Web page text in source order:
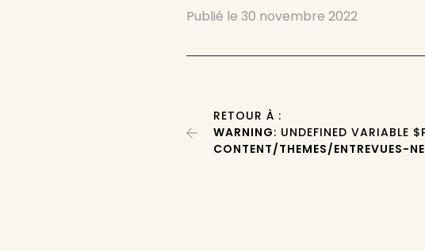
Publié le30 novembre 2022
RETOUR À :
WARNING: UNDEFINED VARIABLE
CONTENT/THEMES/ENTREVUES-